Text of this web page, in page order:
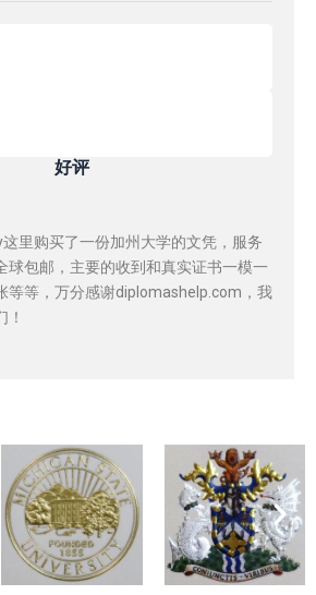
好评
里购买了一份加州大学的文凭，服务
球包邮，主要的收到和真实证书一模一
等等，万分感谢diplomashelp.com，我
！